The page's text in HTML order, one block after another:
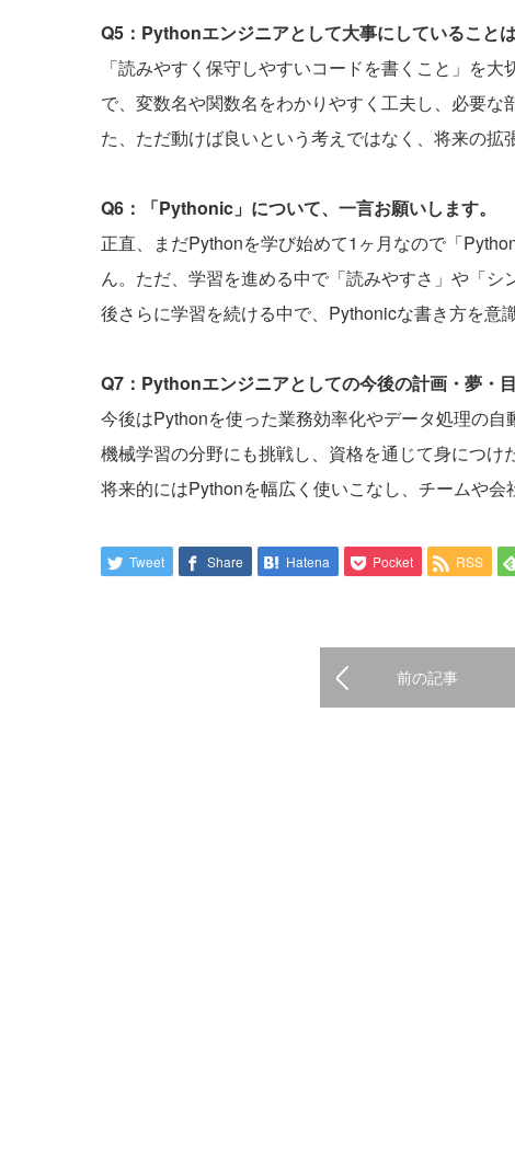
Q5：Pythonエンジニアとして大事にしていること
「読みやすく保守しやすいコードを書くこと」を
で、変数名や関数名をわかりやすく工夫し、必要
た、ただ動けば良いという考えではなく、将来の拡
Q6：「Pythonic」について、一言お願いします。
正直、まだPythonを学び始めて1ヶ月なので「
ん。ただ、学習を進める中で「読みやすさ」や「
後さらに学習を続ける中で、Pythonicな書き方を意
Q7：Pythonエンジニアとしての今後の計画・夢・
今後はPythonを使った業務効率化やデータ処理の
機械学習の分野にも挑戦し、資格を通じて身につけ
将来的にはPythonを幅広く使いこなし、チームや会
Tweet Share Hatena Pocket RSS
前の記事